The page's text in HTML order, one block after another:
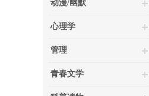
动漫/幽默
心理学
管理
青春文学